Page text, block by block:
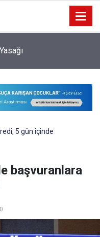
5 gün içinde
başvuranlara